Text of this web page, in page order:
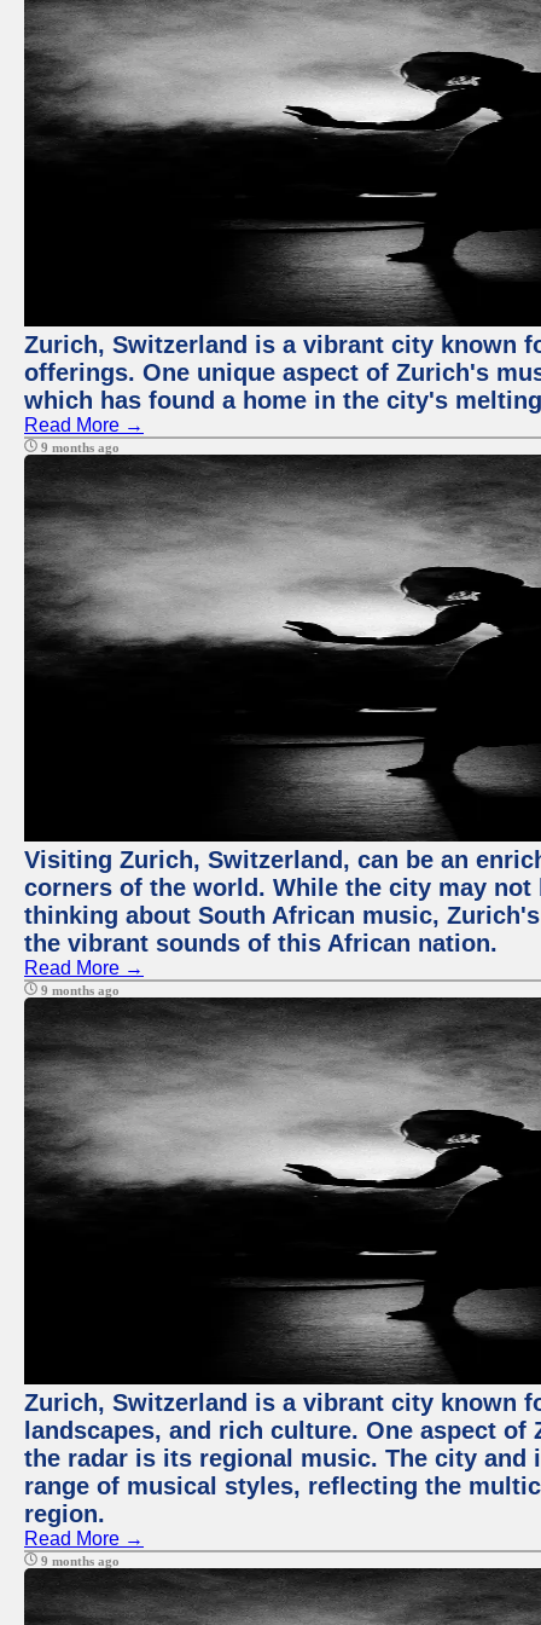
Zurich, Switzerland is a vibrant city known
offerings. One unique aspect of Zurich's
which has found a home in the city's
Read More →
9 months ago
Visiting Zurich, Switzerland, can be an
corners of the world. While the city may
thinking about South African music,
the vibrant sounds of this African nation.
Read More →
9 months ago
Zurich, Switzerland is a vibrant city known
landscapes, and rich culture. One aspect
the radar is its regional music. The city and
range of musical styles, reflecting the
region.
Read More →
9 months ago